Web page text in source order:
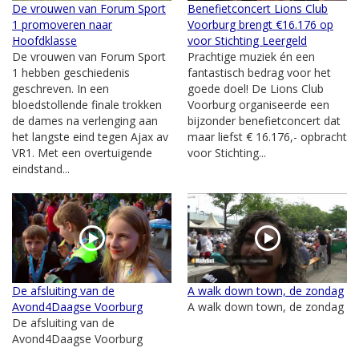
De vrouwen van Forum Sport
1 promoveren naar
Hoofdklasse
De vrouwen van Forum Sport
1 hebben geschiedenis
geschreven. In een
bloedstollende finale trokken
de dames na verlenging aan
het langste eind tegen Ajax av
VR1. Met een overtuigende
eindstand...
Benefietconcert Lions Club
Voorburg brengt €16.176 op
voor Stichting Leergeld
Prachtige muziek én een
fantastisch bedrag voor het
goede doel! De Lions Club
Voorburg organiseerde een
bijzonder benefietconcert dat
maar liefst € 16.176,- opbracht
voor Stichting...
De afsluiting van de
Avond4Daagse Voorburg
De afsluiting van de
Avond4Daagse Voorburg
A walk down town, de zondag
A walk down town, de zondag